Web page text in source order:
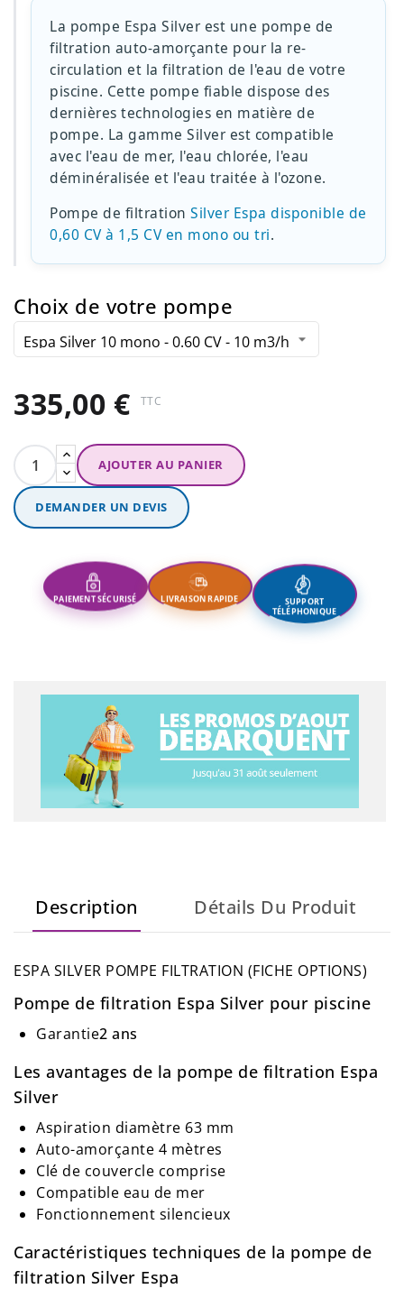
La pompe Espa Silver est une pompe de
filtration auto-amorçante pour la re-
circulation et la filtration de l'eau de votre
piscine. Cette pompe fiable dispose des
dernières technologies en matière de
pompe. La gamme Silver est compatible
avec l'eau de mer, l'eau chlorée, l'eau
déminéralisée et l'eau traitée à l'ozone.
Pompe de filtration Silver Espa disponible de
0,60 CV à 1,5 CV en mono ou tri.
Choix de votre pompe
335,00 € TTC
AJOUTER AU PANIER
DEMANDER UN DEVIS
PAIEMENT SÉCURISÉ LIVRAISON RAPIDE
SUPPORT
TÉLÉPHONIQUE
Description Détails Du Produit
ESPA SILVER POMPE FILTRATION (FICHE OPTIONS)
Pompe de filtration Espa Silver pour piscine
Garantie2 ans
Les avantages de la pompe de filtration Espa
Silver
Aspiration diamètre 63 mm
Auto-amorçante 4 mètres
Clé de couvercle comprise
Compatible eau de mer
Fonctionnement silencieux
Caractéristiques techniques de la pompe de
filtration Silver Espa